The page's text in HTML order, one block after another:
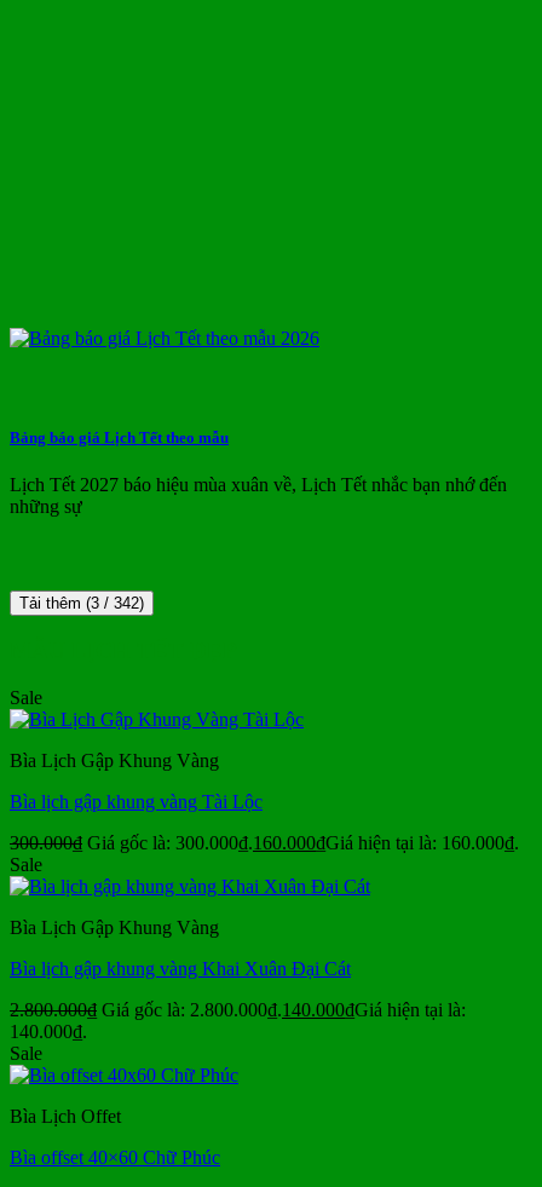
Bảng báo giá Lịch Tết theo mẫu
Lịch Tết 2027 báo hiệu mùa xuân về, Lịch Tết nhắc bạn nhớ đến
những sự
Tải thêm (3 / 342)
Sale
Bìa Lịch Gập Khung Vàng
Bìa lịch gập khung vàng Tài Lộc
300.000₫ Giá gốc là: 300.000₫.160.000₫Giá hiện tại là: 160.000₫.
Sale
Bìa Lịch Gập Khung Vàng
Bìa lịch gập khung vàng Khai Xuân Đại Cát
2.800.000₫ Giá gốc là: 2.800.000₫.140.000₫Giá hiện tại là:
140.000₫.
Sale
Bìa Lịch Offet
Bìa offset 40×60 Chữ Phúc